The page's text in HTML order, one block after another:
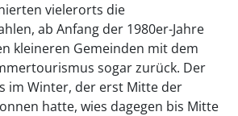
vielerorts die
ab Anfang der 1980er-Jahre
kleineren Gemeinden mit dem
sogar zurück. Der
im Winter, der erst Mitte der
hatte, wies dagegen bis Mitte